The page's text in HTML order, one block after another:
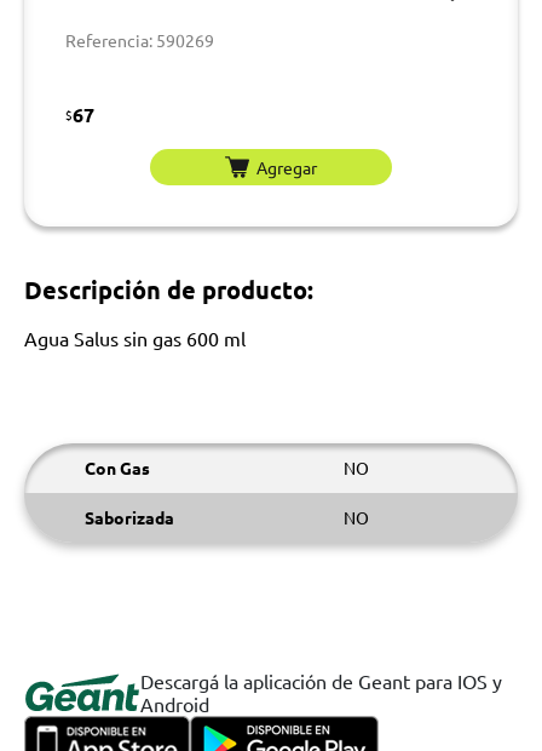
Referencia: 590269
$67
Agregar
Descripción de producto:
Agua Salus sin gas 600 ml
Con Gas NO
Saborizada NO
Descargá la aplicación de Geant para IOS y
Android